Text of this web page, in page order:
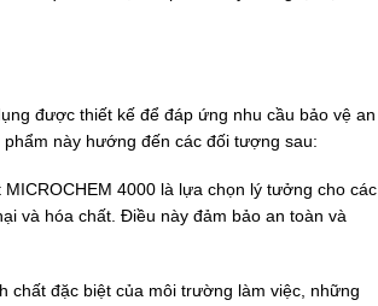
được thiết kế để đáp ứng nhu cầu bảo vệ an
này hướng đến các đối tượng sau:
4000 là lựa chọn lý tưởng cho các
và hóa chất. Điều này đảm bảo an toàn và
chất đặc biệt của môi trường làm việc, những